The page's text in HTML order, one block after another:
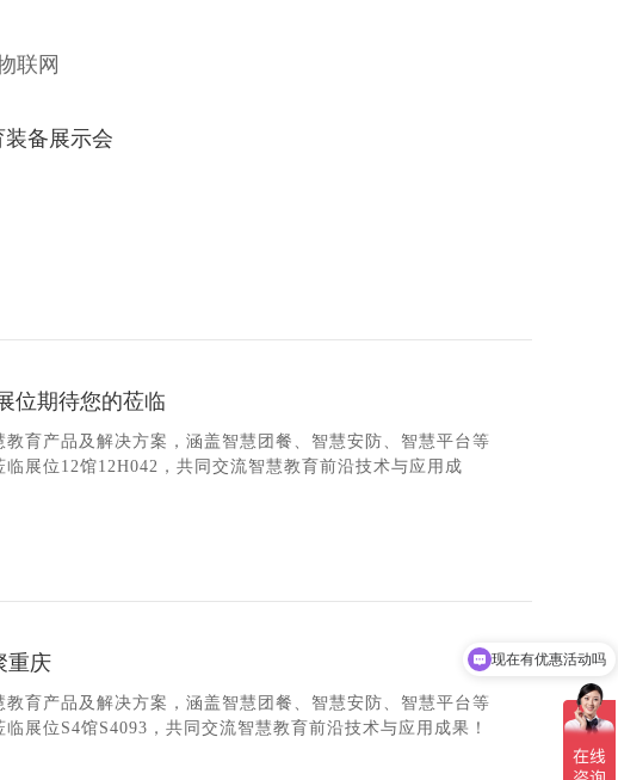
联网
备展示会
位期待您的莅临
育产品及解决方案，涵盖智慧团餐、智慧安防、智慧平台等
展位12馆12H042，共同交流智慧教育前沿技术与应用成
重庆
育产品及解决方案，涵盖智慧团餐、智慧安防、智慧平台等
展位S4馆S4093，共同交流智慧教育前沿技术与应用成果！
现在有优惠活动吗